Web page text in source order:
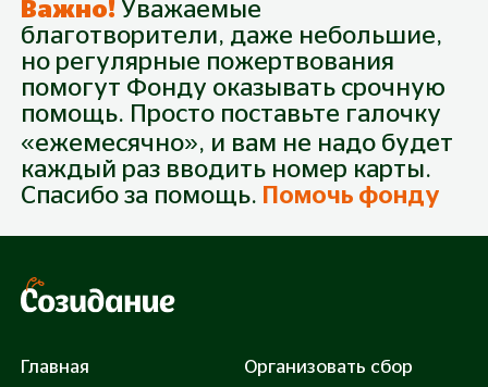
Пожертвование
Собрано0 Будьте первым! 36 150
3 000 руб.
Закрыть сбор: 36150 руб.
Важно! Уважаемые
благотворители, даже небольшие,
но регулярные пожертвования
помогут Фонду оказывать срочную
помощь. Просто поставьте галочку
«ежемесячно», и вам не надо будет
каждый раз вводить номер карты.
Спасибо за помощь. Помочь фонду
Главная Организовать сбор